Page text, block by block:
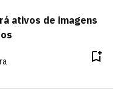
ativos de imagens